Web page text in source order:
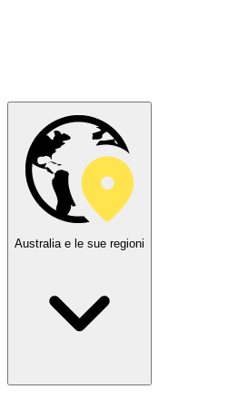
Australia e le sue regioni